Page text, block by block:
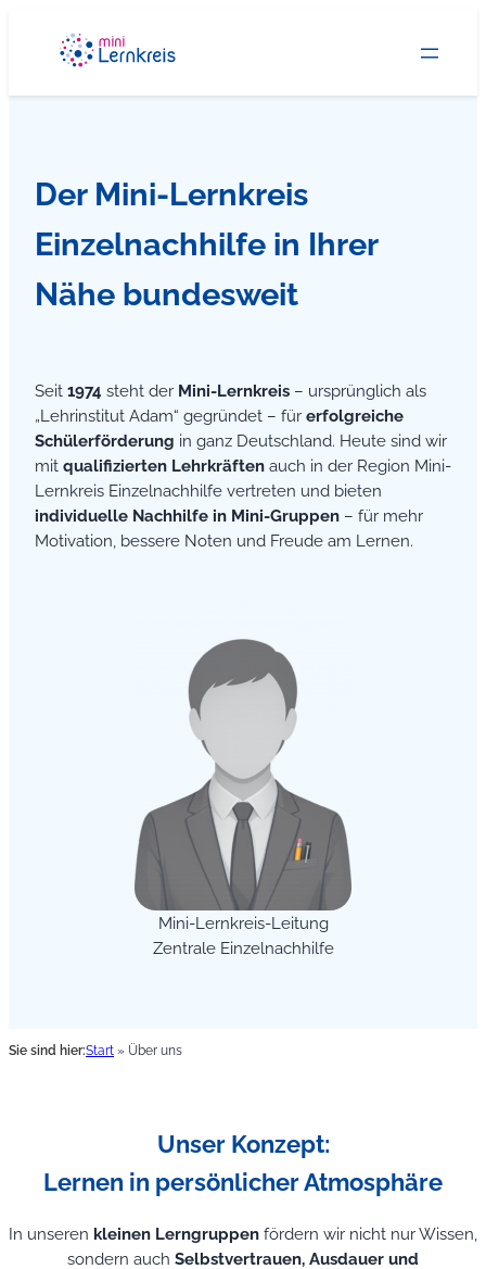
springen
Der Mini-Lernkreis
Einzelnachhilfe in Ihrer
Nähe bundesweit
Seit 1974 steht der Mini-Lernkreis – ursprünglich als
„Lehrinstitut Adam“ gegründet – für erfolgreiche
Schülerförderung in ganz Deutschland. Heute sind wir
mit qualifizierten Lehrkräften auch in der Region Mini-
Lernkreis Einzelnachhilfe vertreten und bieten
individuelle Nachhilfe in Mini-Gruppen – für mehr
Motivation, bessere Noten und Freude am Lernen.
Mini-Lernkreis-Leitung
Zentrale Einzelnachhilfe
Sie sind hier:Start » Über uns
Unser Konzept:
Lernen in persönlicher Atmosphäre
In unseren kleinen Lerngruppen fördern wir nicht nur Wissen,
sondern auch Selbstvertrauen, Ausdauer und